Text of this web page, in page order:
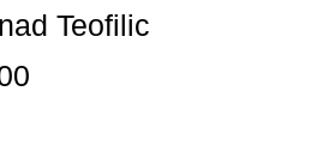
Teofilic